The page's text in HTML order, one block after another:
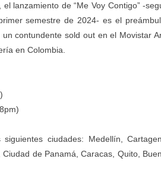
lanzamiento de “Me Voy Contigo” -
semestre de 2024- es el
contundente sold out en el Movistar
en Colombia.
ciudades: Medellín,
de Panamá, Caracas, Quito,